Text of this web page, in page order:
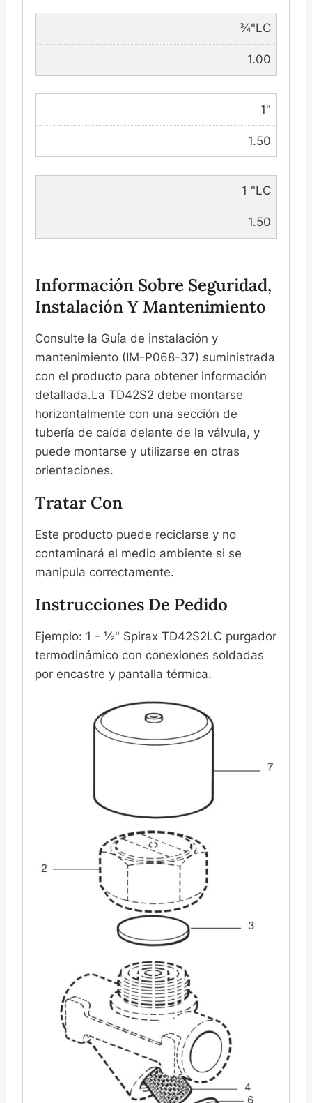
¾"LC
1.00
1"
1.50
1 "LC
1.50
Información Sobre Seguridad,
Instalación Y Mantenimiento
Consulte la Guía de instalación y
mantenimiento (IM-P068-37) suministrada
con el producto para obtener información
detallada.La TD42S2 debe montarse
horizontalmente con una sección de
tubería de caída delante de la válvula, y
puede montarse y utilizarse en otras
orientaciones.
Tratar Con
Este producto puede reciclarse y no
contaminará el medio ambiente si se
manipula correctamente.
Instrucciones De Pedido
Ejemplo: 1 - ½" Spirax TD42S2LC purgador
termodinámico con conexiones soldadas
por encastre y pantalla térmica.